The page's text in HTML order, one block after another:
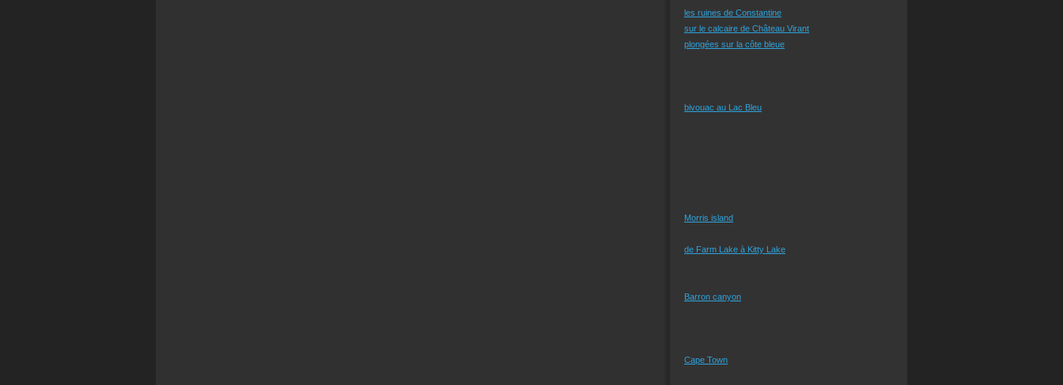
les ruines de Constantine
sur le calcaire de Château Virant
plongées sur la côte bleue
bivouac au Lac Bleu
Morris island
de Farm Lake à Kitty Lake
Barron canyon
Cape Town